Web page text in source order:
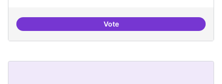
VoteCultura digital i tradicional